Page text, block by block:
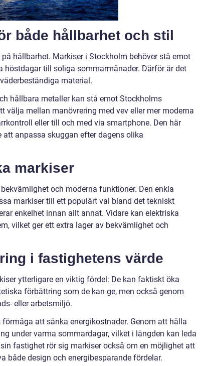
både hållbarhet och stil
hållbarhet. Markiser i Stockholm behöver stå emot
till soliga sommarmånader. Därför är det
material.
hållbara metaller kan stå emot Stockholms
välja mellan manövrering med vev eller mer moderna
eller till och med via smartphone. Den här
anpassa skuggan efter dagens olika
markiser
och moderna funktioner. Den enkla
markiser till ett populärt val bland det tekniskt
enkelhet innan allt annat. Vidare kan elektriska
vilket ger ett extra lager av bekvämlighet och
i fastighetens värde
ytterligare en viktig fördel: De kan faktiskt öka
förbättring som de kan ge, men också genom
eller arbetsmiljö.
att sänka energikostnader. Genom att hålla
under varma sommardagar, vilket i längden kan leda
fastighet rör sig markiser också om en möjlighet att
både design och energibesparande fördelar.